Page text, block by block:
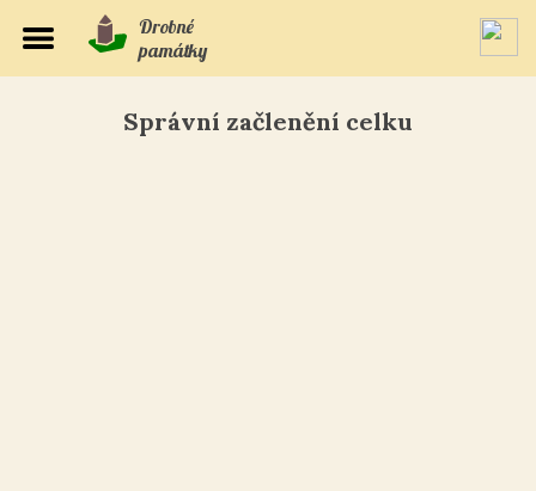
Drobné
památky
Správní začlenění celku